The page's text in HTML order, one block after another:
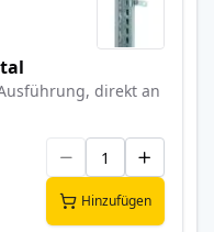
direkt an
Hinzufügen